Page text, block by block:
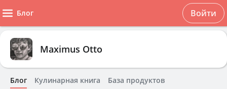
Блог Войти
Maximus Otto
Блог Кулинарная книга База продуктов